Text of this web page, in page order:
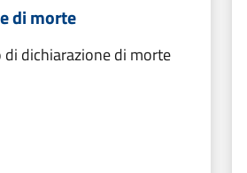
di morte
dichiarazione di morte